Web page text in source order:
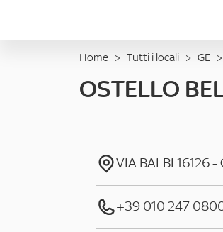
Home > Tutti i locali > GE >
OSTELLO
VIA BALBI 16126-
+39 010 247